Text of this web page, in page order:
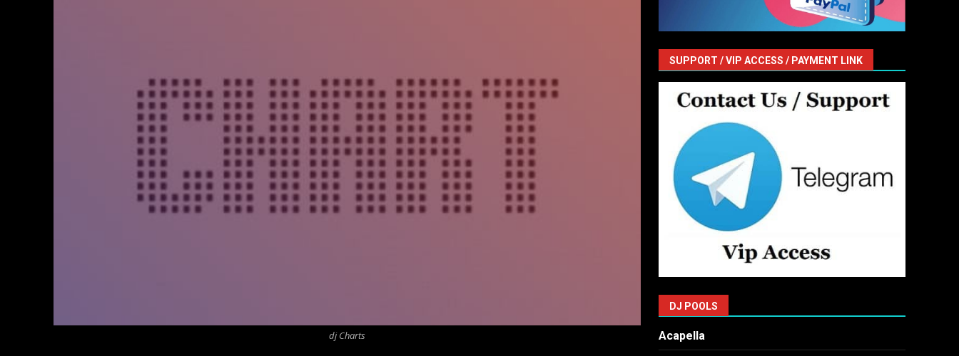
dj Charts
SUPPORT / VIP ACCESS / PAYMENT LINK
DJ POOLS
Acapella